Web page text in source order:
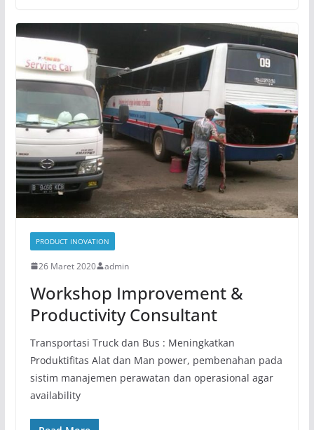
PRODUCT INOVATION
26 Maret 2020 admin
Workshop Improvement &
Productivity Consultant
Transportasi Truck dan Bus : Meningkatkan
Produktifitas Alat dan Man power, pembenahan pada
sistim manajemen perawatan dan operasional agar
availability